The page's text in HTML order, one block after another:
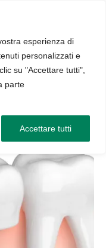
esperienza di
personalizzati e
su "Accettare tutti",
parte
Accettare tutti